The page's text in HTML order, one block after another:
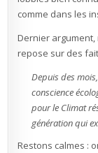
comme dans les
Dernier argument,
repose sur des
Depuis des
conscience
pour le Climat
génération qui
Restons calmes :